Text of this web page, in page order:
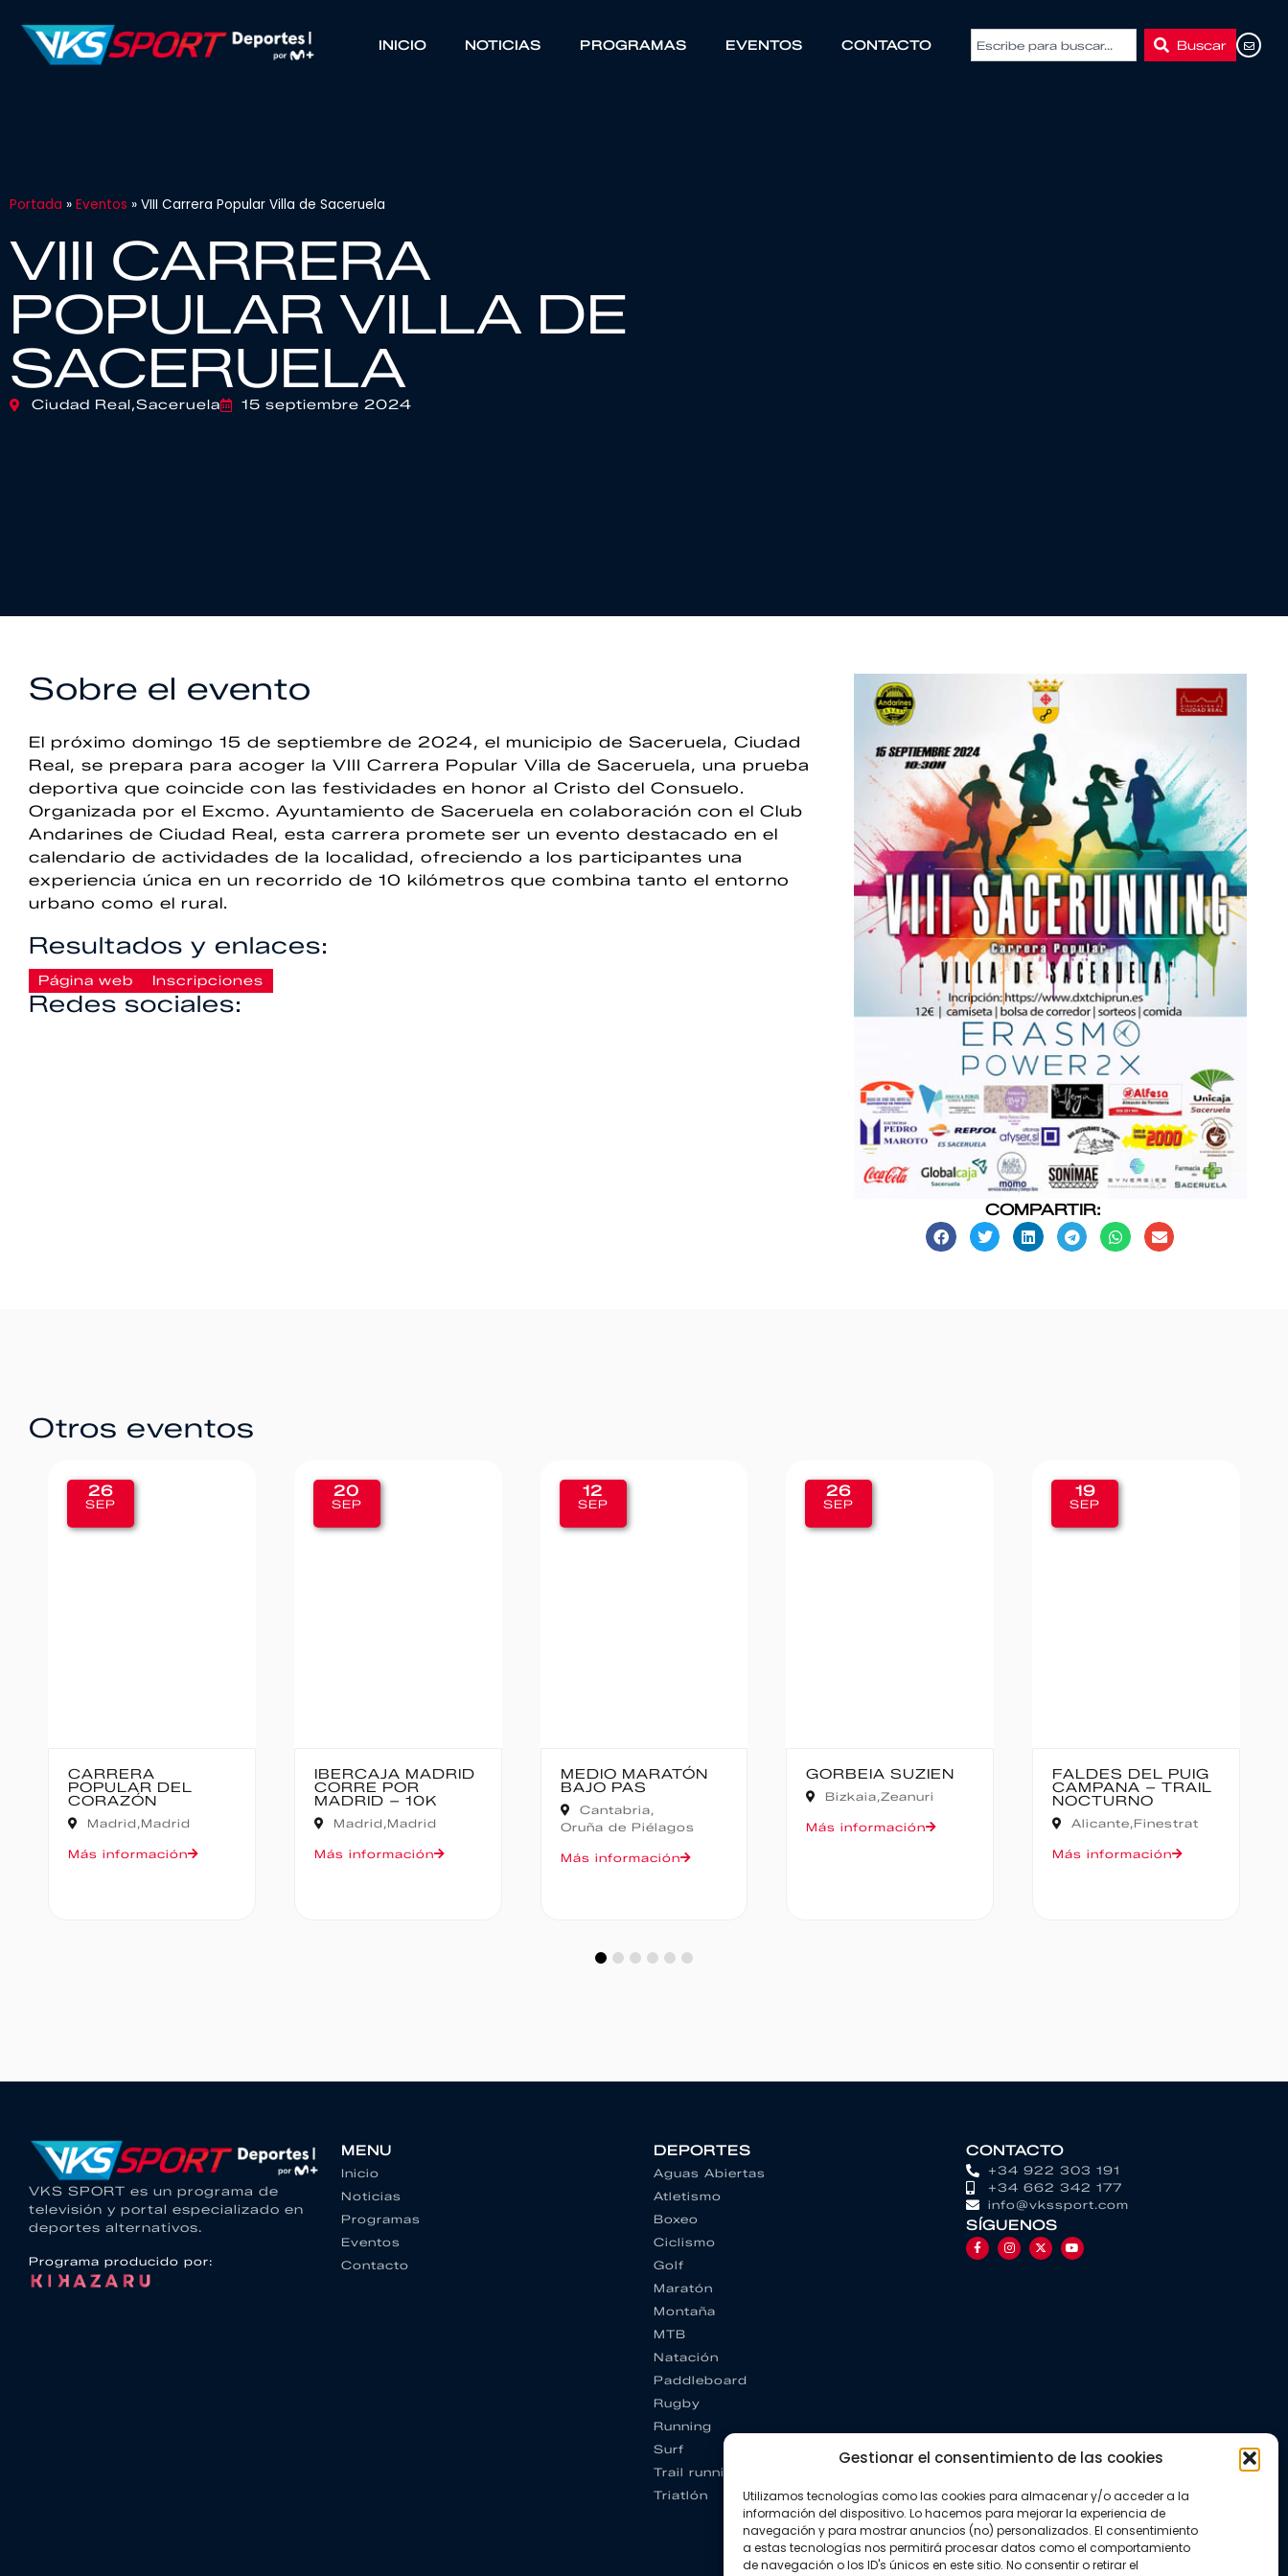
Gestionar el consentimiento de las cookies
Utilizamos tecnologías como las cookies para almacenar y/o acceder a la
información del dispositivo. Lo hacemos para mejorar la experiencia de
navegación y para mostrar anuncios (no) personalizados. El consentimiento
a estas tecnologías nos permitirá procesar datos como el comportamiento
de navegación o los ID's únicos en este sitio. No consentir o retirar el
INICIO NOTICIAS PROGRAMAS EVENTOS CONTACTO Buscar
Portada » Eventos » VIII Carrera Popular Villa de Saceruela
VIII CARRERA
POPULAR VILLA DE
SACERUELA
Ciudad Real,Saceruela 15 septiembre 2024
Sobre el evento
El próximo domingo 15 de septiembre de 2024, el municipio de Saceruela, Ciudad
Real, se prepara para acoger la VIII Carrera Popular Villa de Saceruela, una prueba
deportiva que coincide con las festividades en honor al Cristo del Consuelo.
Organizada por el Excmo. Ayuntamiento de Saceruela en colaboración con el Club
Andarines de Ciudad Real, esta carrera promete ser un evento destacado en el
calendario de actividades de la localidad, ofreciendo a los participantes una
experiencia única en un recorrido de 10 kilómetros que combina tanto el entorno
urbano como el rural.
Resultados y enlaces:
Página web Inscripciones
Redes sociales:
COMPARTIR:
Otros eventos
20
SEP
IBERCAJA MADRID
CORRE POR
MADRID – 10K
Madrid,Madrid
Más información
12
SEP
MEDIO MARATÓN
BAJO PAS
Cantabria,
Oruña de Piélagos
Más información
26
SEP
GORBEIA SUZIEN
Bizkaia,Zeanuri
Más información
19
SEP
FALDES DEL PUIG
NOCTURNO
Alicante,Finestrat
11
SEP
CANFRANC-
CANFRANC
Huesca,Canfranc
VKS SPORT es un programa de
televisión y portal especializado en
deportes alternativos.
Programa producido por:
MENU
Inicio
Noticias
Programas
Eventos
Contacto
DEPORTES
Aguas Abiertas
Atletismo
Boxeo
Ciclismo
Golf
Maratón
Montaña
MTB
Natación
Paddleboard
Rugby
Running
Surf
Trail running
Triatlón
CONTACTO
+34 922 303 191
+34 662 342 177
info@vkssport.com
SÍGUENOS